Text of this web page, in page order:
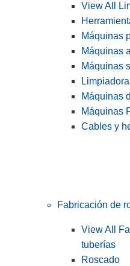
View All
Máquinas
Máquinas
Máquinas
Máquinas
Máquinas
Cables y
Fabricación de
View All
tuberías
Roscado